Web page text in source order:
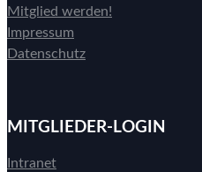
Mitglied werden!
Impressum
Datenschutz
MITGLIEDER-LOGIN
Intranet